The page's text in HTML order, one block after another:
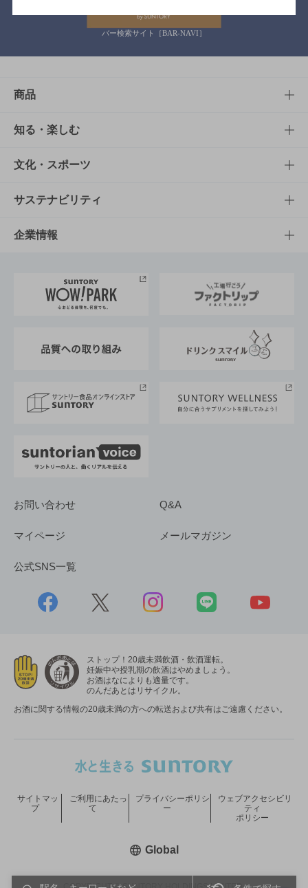
バー検索サイト［BAR-NAVI］
商品
商品TOP
商品一覧
商品発売情報
栄養成分一覧
知る・楽しむ
知る・楽しむTOP
キャンペーン
工場見学
地域情報
文化・スポーツ
文化・スポーツTOP
サントリーホール
サントリーサンバーズ大阪
サステナビリティ
サステナビリティTOP
サントリーが考えるサステナビリティ経営
企業情報
企業概要
採用情報
お問い合わせ Q&A
マイページ メールマガジン
公式SNS一覧
ストップ！20歳未満飲酒・飲酒運転。
妊娠中や授乳期の飲酒はやめましょう。
お酒はなによりも適量です。
のんだあとはリサイクル。
お酒に関する情報の20歳未満の方への転送および共有はご遠慮ください。
サイトマッ
プ
ご利用にあたっ
て
プライバシーポリシ
ー
ウェブアクセシビリ
ティ
ポリシー
Global新しいウィンドウで開く